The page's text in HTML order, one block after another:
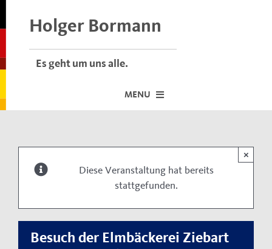
Holger Bormann
Es geht um uns alle.
MENU
Dafür stehe ich
Termine vor Ort
Neuigkeiten
Diese Veranstaltung hat bereits
stattgefunden.
×
Besuch der Elmbäckerei Ziebart